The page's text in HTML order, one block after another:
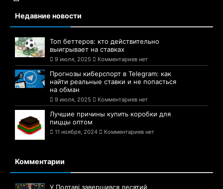
Недавние новости
Топ беттеров: кто действительно
выигрывает на ставках
9 июля, 2025 Комментариев нет
Прогнозы киберспорт в Telegram: как
найти реальные ставки и не попасться
на обман
9 июля, 2025 Комментариев нет
Лучшие причины купить коробки для
пиццы оптом
11 ноября, 2024 Комментариев нет
Комментарии
У Полтаві завершився десятий